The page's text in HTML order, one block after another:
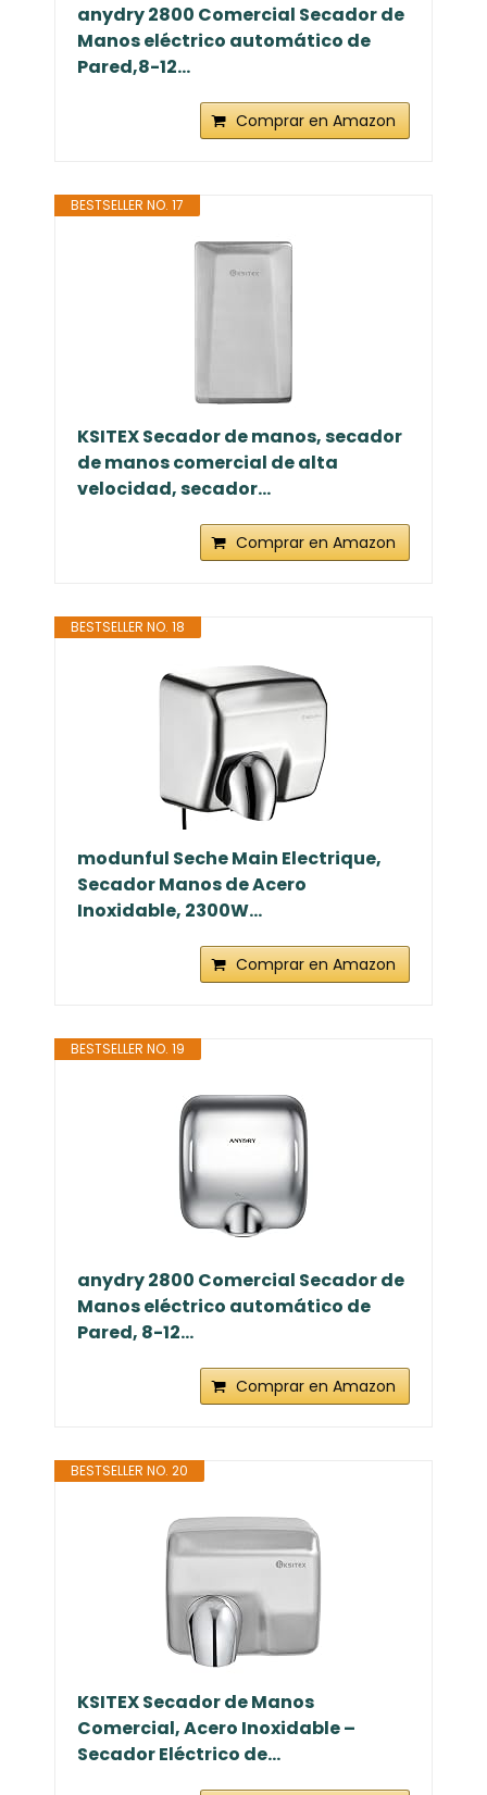
anydry 2800 Comercial Secador de
Manos eléctrico automático de
Pared,8-12...
Comprar en Amazon
BESTSELLER NO. 17
KSITEX Secador de manos, secador
de manos comercial de alta
velocidad, secador...
Comprar en Amazon
BESTSELLER NO. 18
modunful Seche Main Electrique,
Secador Manos de Acero
Inoxidable, 2300W...
Comprar en Amazon
BESTSELLER NO. 19
anydry 2800 Comercial Secador de
Manos eléctrico automático de
Pared, 8-12...
Comprar en Amazon
BESTSELLER NO. 20
KSITEX Secador de Manos
Comercial, Acero Inoxidable –
Secador Eléctrico de...